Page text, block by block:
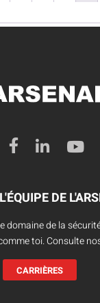
DE
domaine de la
toi. Consulte
CARRIÈRES